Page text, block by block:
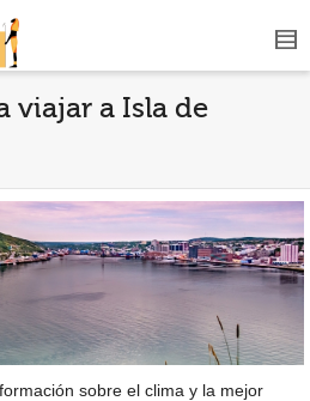
viajar a Isla de
sobre el clima y la mejor